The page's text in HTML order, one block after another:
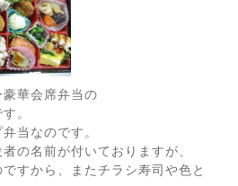
華会席弁当の
。
当なのです。
の名前が付いておりますが、
すから、またチラシ寿司や色と